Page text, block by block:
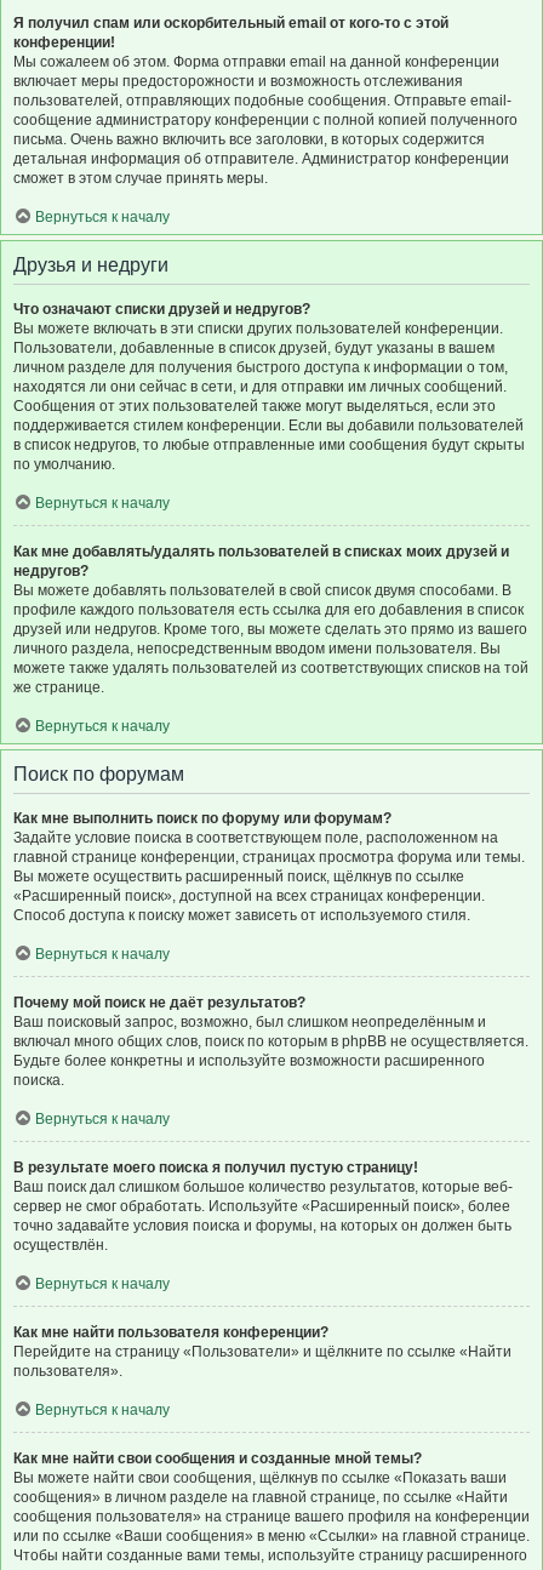
Я получил спам или оскорбительный email от кого-то с этой
конференции!
Мы сожалеем об этом. Форма отправки email на данной конференции
включает меры предосторожности и возможность отслеживания
пользователей, отправляющих подобные сообщения. Отправьте email-
сообщение администратору конференции с полной копией полученного
письма. Очень важно включить все заголовки, в которых содержится
детальная информация об отправителе. Администратор конференции
сможет в этом случае принять меры.
Вернуться к началу
Друзья и недруги
Что означают списки друзей и недругов?
Вы можете включать в эти списки других пользователей конференции.
Пользователи, добавленные в список друзей, будут указаны в вашем
личном разделе для получения быстрого доступа к информации о том,
находятся ли они сейчас в сети, и для отправки им личных сообщений.
Сообщения от этих пользователей также могут выделяться, если это
поддерживается стилем конференции. Если вы добавили пользователей
в список недругов, то любые отправленные ими сообщения будут скрыты
по умолчанию.
Вернуться к началу
Как мне добавлять/удалять пользователей в списках моих друзей и
недругов?
Вы можете добавлять пользователей в свой список двумя способами. В
профиле каждого пользователя есть ссылка для его добавления в список
друзей или недругов. Кроме того, вы можете сделать это прямо из вашего
личного раздела, непосредственным вводом имени пользователя. Вы
можете также удалять пользователей из соответствующих списков на той
же странице.
Вернуться к началу
Поиск по форумам
Как мне выполнить поиск по форуму или форумам?
Задайте условие поиска в соответствующем поле, расположенном на
главной странице конференции, страницах просмотра форума или темы.
Вы можете осуществить расширенный поиск, щёлкнув по ссылке
«Расширенный поиск», доступной на всех страницах конференции.
Способ доступа к поиску может зависеть от используемого стиля.
Вернуться к началу
Почему мой поиск не даёт результатов?
Ваш поисковый запрос, возможно, был слишком неопределённым и
включал много общих слов, поиск по которым в phpBB не осуществляется.
Будьте более конкретны и используйте возможности расширенного
поиска.
Вернуться к началу
В результате моего поиска я получил пустую страницу!
Ваш поиск дал слишком большое количество результатов, которые веб-
сервер не смог обработать. Используйте «Расширенный поиск», более
точно задавайте условия поиска и форумы, на которых он должен быть
осуществлён.
Вернуться к началу
Как мне найти пользователя конференции?
Перейдите на страницу «Пользователи» и щёлкните по ссылке «Найти
пользователя».
Вернуться к началу
Как мне найти свои сообщения и созданные мной темы?
Вы можете найти свои сообщения, щёлкнув по ссылке «Показать ваши
сообщения» в личном разделе на главной странице, по ссылке «Найти
сообщения пользователя» на странице вашего профиля на конференции
или по ссылке «Ваши сообщения» в меню «Ссылки» на главной странице.
Чтобы найти созданные вами темы, используйте страницу расширенного